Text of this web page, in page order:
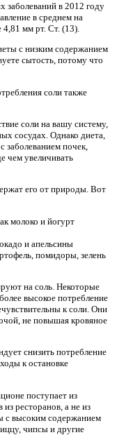
заболеваний в 2012 году
в среднем на
4,81 мм рт. Ст. (13).
с низким содержанием
сытость, потому что
соли также
соли на вашу систему,
сосудах. Однако диета,
заболеванием почек,
чем увеличивать
его от природы. Вот
молоко и йогурт
и апельсины
помидоры, зелень
на соль. Некоторые
высокое потребление
к соли. Они
не повышая кровяное
снизить потребление
к остановке
поступает из
ресторанов, а не из
с высоким содержанием
чипсы и другие